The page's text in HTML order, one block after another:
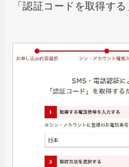
「認証コードを取得す